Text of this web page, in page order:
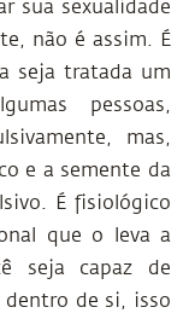
sua sexualidade
não é assim. É
seja tratada um
pessoas,
mas,
e a semente da
É fisiológico
que o leva a
seja capaz de
de si, isso